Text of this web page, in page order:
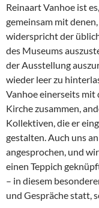
Reinaart Vanhoe ist
gemeinsam mit
widerspricht der
des Museums
der Ausstellung
wieder leer zu
Vanhoe einerseits
Kirche zusammen,
Kollektiven, die er
gestalten. Auch uns
angesprochen, und
einen Teppich
– in diesem
und Gespräche statt,